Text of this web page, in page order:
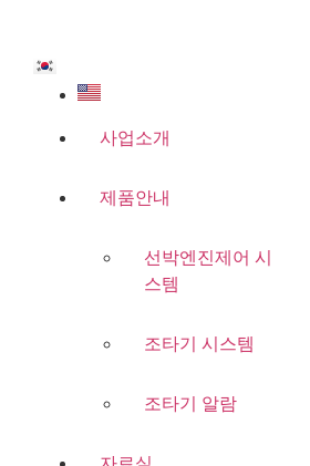
사업소개
제품안내
선박엔진제어 시
스템
조타기 시스템
조타기 알람